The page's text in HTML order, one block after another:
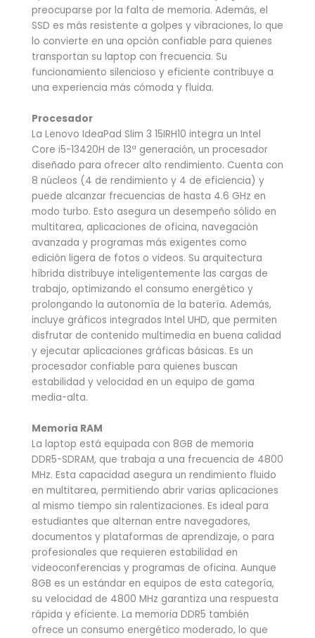
preocuparse por la falta de memoria. Además, el
SSD es más resistente a golpes y vibraciones, lo que
lo convierte en una opción confiable para quienes
transportan su laptop con frecuencia. Su
funcionamiento silencioso y eficiente contribuye a
una experiencia más cómoda y fluida.
Procesador
La Lenovo IdeaPad Slim 3 15IRH10 integra un Intel
Core i5-13420H de 13ª generación, un procesador
diseñado para ofrecer alto rendimiento. Cuenta con
8 núcleos (4 de rendimiento y 4 de eficiencia) y
puede alcanzar frecuencias de hasta 4.6 GHz en
modo turbo. Esto asegura un desempeño sólido en
multitarea, aplicaciones de oficina, navegación
avanzada y programas más exigentes como
edición ligera de fotos o videos. Su arquitectura
híbrida distribuye inteligentemente las cargas de
trabajo, optimizando el consumo energético y
prolongando la autonomía de la batería. Además,
incluye gráficos integrados Intel UHD, que permiten
disfrutar de contenido multimedia en buena calidad
y ejecutar aplicaciones gráficas básicas. Es un
procesador confiable para quienes buscan
estabilidad y velocidad en un equipo de gama
media-alta.
Memoria RAM
La laptop está equipada con 8GB de memoria
DDR5-SDRAM, que trabaja a una frecuencia de 4800
MHz. Esta capacidad asegura un rendimiento fluido
en multitarea, permitiendo abrir varias aplicaciones
al mismo tiempo sin ralentizaciones. Es ideal para
estudiantes que alternan entre navegadores,
documentos y plataformas de aprendizaje, o para
profesionales que requieren estabilidad en
videoconferencias y programas de oficina. Aunque
8GB es un estándar en equipos de esta categoría,
su velocidad de 4800 MHz garantiza una respuesta
rápida y eficiente. La memoria DDR5 también
ofrece un consumo energético moderado, lo que